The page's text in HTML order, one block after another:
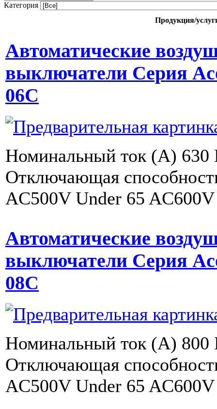
Категория
Продукция/
Автоматические
выключатели Серия
06C
Номинальный ток (A) 630
Отключающая
AC500V Under 65
Автоматические
выключатели Серия
08C
Номинальный ток (A) 800
Отключающая
AC500V Under 65